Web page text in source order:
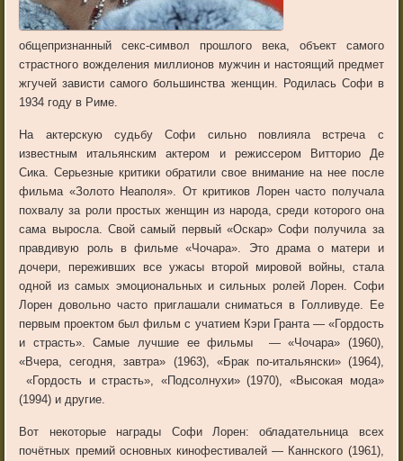
общепризнанный секс-символ прошлого века, объект самого
страстного вожделения миллионов мужчин и настоящий предмет
жгучей зависти самого большинства женщин. Родилась Софи в
1934 году в Риме.
На актерскую судьбу Софи сильно повлияла встреча с
известным итальянским актером и режиссером Витторио Де
Сика. Серьезные критики обратили свое внимание на нее после
фильма «Золото Неаполя». От критиков Лорен часто получала
похвалу за роли простых женщин из народа, среди которого она
сама выросла. Свой самый первый «Оскар» Софи получила за
правдивую роль в фильме «Чочара». Это драма о матери и
дочери, переживших все ужасы второй мировой войны, стала
одной из самых эмоциональных и сильных ролей Лорен. Софи
Лорен довольно часто приглашали сниматься в Голливуде. Ее
первым проектом был фильм с учатием Кэри Гранта — «Гордость
и страсть». Самые лучшие ее фильмы — «Чочара» (1960),
«Вчера, сегодня, завтра» (1963), «Брак по-итальянски» (1964),
«Гордость и страсть», «Подсолнухи» (1970), «Высокая мода»
(1994) и другие.
Вот некоторые награды Софи Лорен: обладательница всех
почётных премий основных кинофестивалей — Каннского (1961),